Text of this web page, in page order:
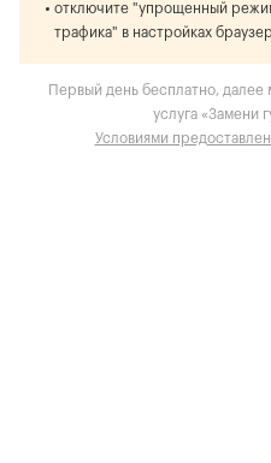
отключите "упрощенный
трафика" в настройках
Первый день бесплатно, далее
услуга «Замени
Условиями